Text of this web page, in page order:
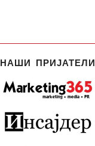
НАШИ ПРИЈАТЕЛИ